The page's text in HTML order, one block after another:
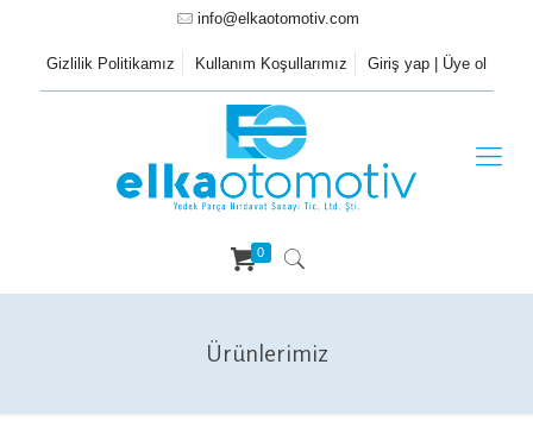
info@elkaotomotiv.com
Gizlilik Politikamız Kullanım Koşullarımız Giriş yap | Üye ol
0
Ürünlerimiz